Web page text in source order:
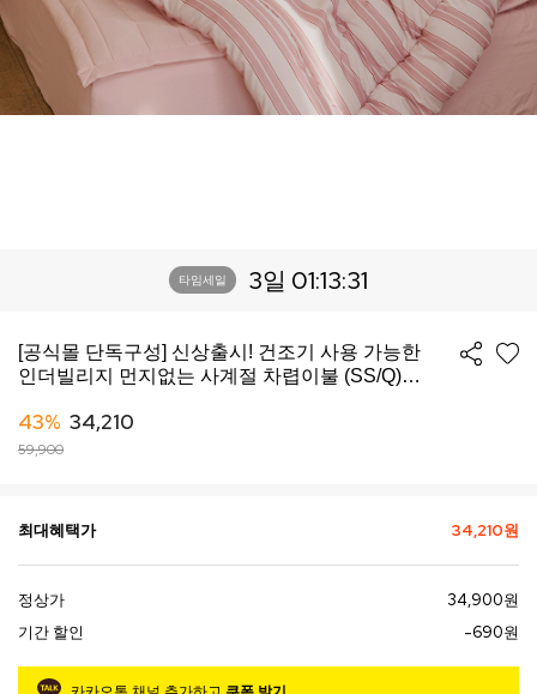
타임세일 3일 01:13:28
[공식몰 단독구성] 신상출시! 건조기 사용 가능한
인더빌리지 먼지없는 사계절 차렵이불 (SS/Q)
43% 34,210
59,900
최대혜택가 34,210원
정상가
34,900원
기간 할인
-690원